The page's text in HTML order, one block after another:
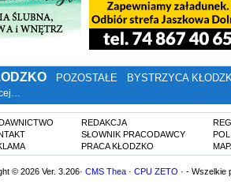
POZOSTAŁE BYSTRZYCA
REDAKCJA
SŁOWNIK PRACODAWCY
PRACA KŁODZKO
© 2026 Ver. 3.206· CMS Thea · CPU ZETO · - Wszelkie